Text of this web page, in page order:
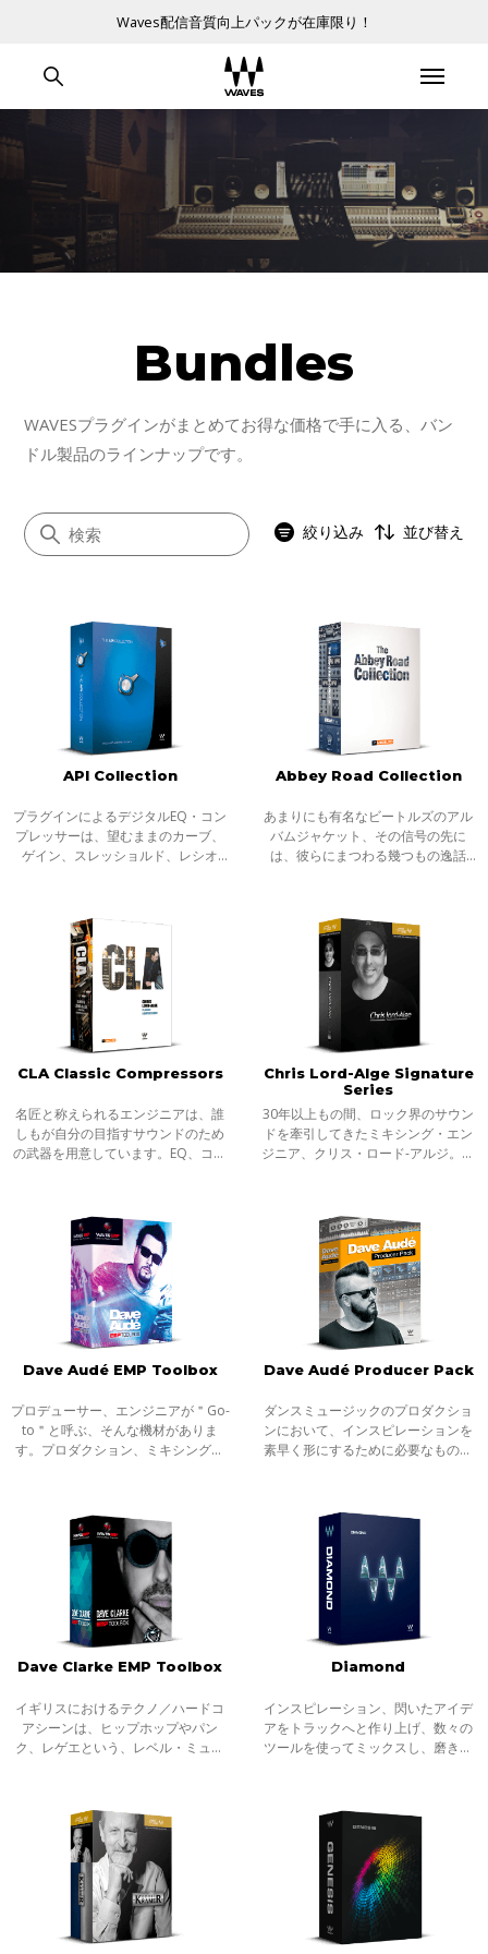
Waves配信音質向上パックが在庫限り！
Bundles
WAVESプラグインがまとめてお得な価格で手に入る、バン
ドル製品のラインナップです。
すべて
音楽制作
動画音声編集
ライブ
ポスプロ
絞り込み 並び替え
API Collection
プラグインによるデジタルEQ・コン
プレッサーは、望むままのカーブ、
ゲイン、スレッショルド、レシオ
リーズやAPI2500のように荒々しいブ
Abbey Road Collection
あまりにも有名なビートルズのアル
バムジャケット、その信号の先に
は、彼らにまつわる幾つもの逸話
す。音楽に伝説はつきものですか、
21世紀の音楽、
CLA Classic Compressors
名匠と称えられるエンジニアは、誰
しもが自分の目指すサウンドのため
の武器を用意しています。EQ、コン
ション、シグナルチェーンとネット
ワーク。
Chris Lord-Alge Signature
Series
30年以上もの間、ロック界のサウン
ドを牽引してきたミキシング・エン
ジニア、クリス・ロード-アルジ。彼
途別の6つのプラグインとして再現し
ました
Dave Audé EMP Toolbox
プロデューサー、エンジニアが＂Go-
to＂と呼ぶ、そんな機材がありま
す。プロダクション、ミキシングで
こそ、デ
Dave Audé Producer Pack
ダンスミュージックのプロダクショ
ンにおいて、インスピレーションを
素早く形にするために必要なものと
ラムですね。ドラムマシン、サンプ
ル・ループ
Dave Clarke EMP Toolbox
イギリスにおけるテクノ／ハードコ
アシーンは、ヒップホップやパン
ク、レゲエという、レベル・ミュー
ーとして活躍するデイヴ・クラーク
は、グラス
Diamond
インスピレーション、閃いたアイデ
アをトラックへと作り上げ、数々の
ツールを使ってミックスし、磨き上
のプラグインをすべて収録し、さら
に原石と